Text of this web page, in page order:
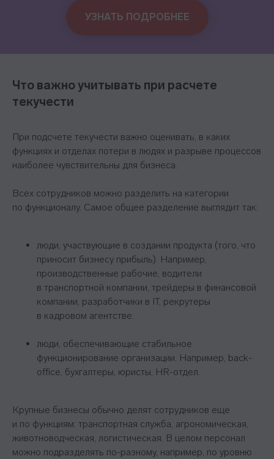
УЗНАТЬ ПОДРОБНЕЕ
Что важно учитывать при расчете
текучести
При подсчете текучести важно оценивать, в каких
функциях и отделах потери в людях и разрыве процессов
наиболее чувствительны для бизнеса.
Всех сотрудников можно разделить на категории
по функционалу. Самое общее разделение выглядит так:
люди, участвующие в создании продукта (того, что
приносит бизнесу прибыль). Например,
производственные рабочие, водители
в транспортной компании, трейдеры в финансовой
компании, разработчики в IT, рекрутеры
в кадровом агентстве.
люди, обеспечивающие стабильное
функционирование организации. Например, back-
office, бухгалтеры, юристы, HR-отдел.
Крупные бизнесы обычно делят сотрудников еще
и по функциям: транспортная служба, агрономическая,
животноводческая, логистическая. В целом персонал
можно подразделять по-разному, например, по уровню